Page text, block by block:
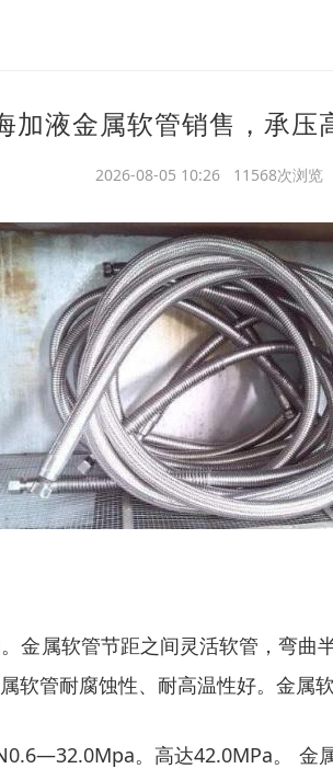
加液金属软管销售，承压
2026-08-05 10:26 11568次浏览
金属软管节距之间灵活软管，弯
管耐腐蚀性、耐高温性好。金属
。高达42.0MPa。